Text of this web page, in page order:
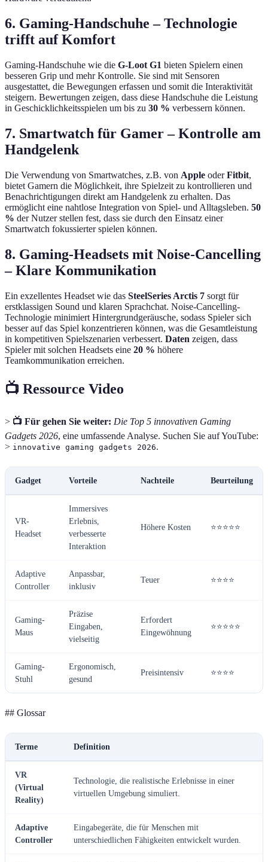
6. Gaming-Handschuhe – Technologie
trifft auf Komfort
Gaming-Handschuhe wie die G-Loot G1 bieten Spielern einen
besseren Grip und mehr Kontrolle. Sie sind mit Sensoren
ausgestattet, die Bewegungen erfassen und somit die Interaktivität
steigern. Bewertungen zeigen, dass diese Handschuhe die Leistung
in Geschicklichkeitsspielen um bis zu 30 % verbessern können.
7. Smartwatch für Gamer – Kontrolle am
Handgelenk
Die Verwendung von Smartwatches, z.B. von Apple oderFitbit,
bietet Gamern die Möglichkeit, ihre Spielzeit zu kontrollieren und
Benachrichtigungen direkt am Handgelenk zu erhalten. Das
ermöglicht eine nahtlose Integration von Spiel- und Alltagsleben. 50
% der Nutzer stellen fest, dass sie durch den Einsatz einer
Smartwatch fokussierter spielen können.
8. Gaming-Headsets mit Noise-Cancelling
– Klare Kommunikation
Ein exzellentes Headset wie das SteelSeries Arctis 7 sorgt für
erstklassigen Sound und klaren Sprachchat. Noise-Cancelling-
Technologie minimiert Hintergrundgeräusche, sodass Spieler sich
besser auf das Spiel konzentrieren können, was die Gesamtleistung
in kompetitiven Spielszenarien verbessert. Daten zeigen, dass
Spieler mit solchen Headsets eine 20 % höhere
Teamkommunikation erreichen.
📺 Ressource Video
> 📺 Für gehen Sie weiter: Die Top 5 innovativen Gaming
Gadgets 2026, eine umfassende Analyse. Suchen Sie auf YouTube:
> innovative gaming gadgets 2026.
Gadget Vorteile Nachteile Beurteilung
VR-
Headset
Immersives
Erlebnis,
verbesserte
Interaktion
Höhere Kosten ⭐⭐⭐⭐⭐
Adaptive
Controller
Anpassbar,
inklusiv
Teuer ⭐⭐⭐⭐
Gaming-
Maus
Präzise
Eingaben,
vielseitig
Erfordert
Eingewöhnung
⭐⭐⭐⭐⭐
Gaming-
Stuhl
Ergonomisch,
gesund
Preisintensiv ⭐⭐⭐⭐
## Glossar
Terme Definition
VR
(Virtual
Reality)
Technologie, die realistische Erlebnisse in einer
virtuellen Umgebung simuliert.
Adaptive
Controller
Eingabegeräte, die für Menschen mit
unterschiedlichen Fähigkeiten entwickelt wurden.